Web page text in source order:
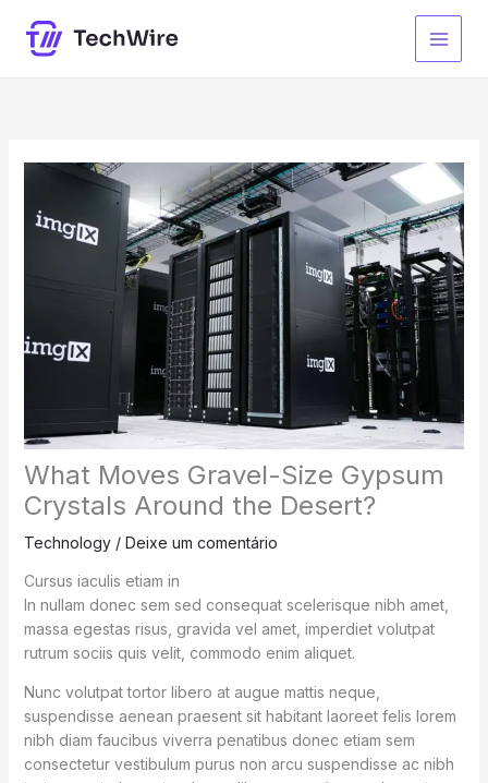
para
What Moves Gravel-Size Gypsum
Crystals Around the Desert?
Technology/ Deixe um comentário
Cursus iaculis etiam in
In nullam donec sem sed consequat scelerisque nibh amet,
massa egestas risus, gravida vel amet, imperdiet volutpat
rutrum sociis quis velit, commodo enim aliquet.
Nunc volutpat tortor libero at augue mattis neque,
suspendisse aenean praesent sit habitant laoreet felis lorem
nibh diam faucibus viverra penatibus donec etiam sem
consectetur vestibulum purus non arcu suspendisse ac nibh